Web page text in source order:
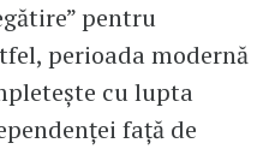
pentru
perioada modernă
cu lupta
faţă de